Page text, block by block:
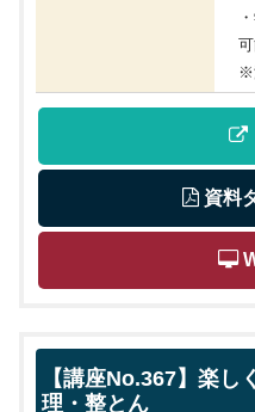
可
※
資料
【講座No.367】楽し
理・整とん